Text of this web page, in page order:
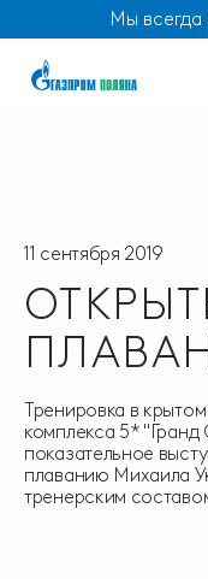
Мы всегда
11 сентября 2019
Тренировка в
комплекса 5* "Гранд
показательное
плаванию Михаила
тренерским